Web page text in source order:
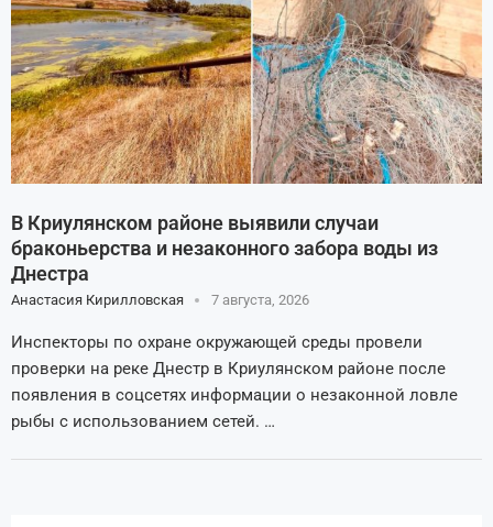
В Криулянском районе выявили случаи
браконьерства и незаконного забора воды из
Днестра
Анастасия Кирилловская 7 августа, 2026
Инспекторы по охране окружающей среды провели
проверки на реке Днестр в Криулянском районе после
появления в соцсетях информации о незаконной ловле
рыбы с использованием сетей. …